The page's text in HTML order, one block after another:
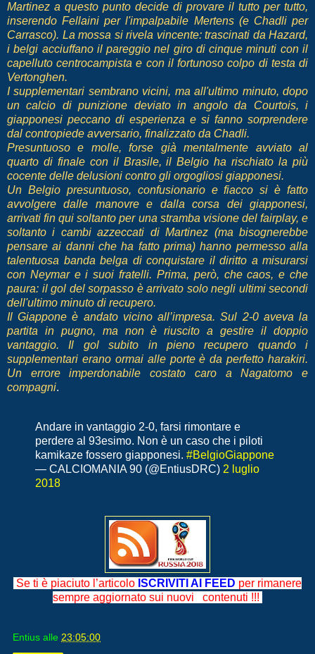
Martinez a questo punto decide di provare il tutto per tutto,
inserendo Fellaini per l'impalpabile Mertens (e Chadli per
Carrasco). La mossa si rivela vincente: trascinati da Hazard,
i belgi acciuffano il pareggio nel giro di cinque minuti con il
capelluto centrocampista e con il fortunoso colpo di testa di
Vertonghen.
I supplementari sembrano vicini, ma all'ultimo minuto, dopo
un calcio di punizione deviato in angolo da Courtois, i
giapponesi peccano di esperienza e si fanno sorprendere
dal contropiede avversario, finalizzato da Chadli.
Presuntuoso e molle, forse già mentalmente avviato al
quarto di finale con il Brasile, il Belgio ha rischiato la più
cocente delle delusioni contro gli orgogliosi giapponesi.
Un Belgio presuntuoso, confusionario e fiacco si è fatto
avvolgere dalle manovre e dalla corsa dei giapponesi,
arrivati fin qui soltanto per una stramba visione del fairplay, e
soltanto i cambi azzeccati di Martinez (ma bisognerebbe
pensare ai danni che ha fatto prima) hanno permesso alla
talentuosa banda belga di conquistare il diritto a misurarsi
con Neymar e i suoi fratelli. Prima, però, che caos, e che
paura: il gol del sorpasso è arrivato solo negli ultimi secondi
dell'ultimo minuto di recupero.
Il Giappone è andato vicino all’impresa. Sul 2-0 aveva la
partita in pugno, ma non è riuscito a gestire il doppio
vantaggio. Il gol subito in pieno recupero quando i
supplementari erano ormai alle porte è da perfetto harakiri.
Un errore imperdonabile costato caro a Nagatomo e
compagni.
Andare in vantaggio 2-0, farsi rimontare e
perdere al 93esimo. Non è un caso che i piloti
kamikaze fossero giapponesi. #BelgioGiappone
— CALCIOMANIA 90 (@EntiusDRC) 2 luglio
2018
Se ti è piaciuto l’articolo ISCRIVITI AI FEED per rimanere
sempre aggiornato sui nuovi contenuti !!!
Entius alle 23:05:00